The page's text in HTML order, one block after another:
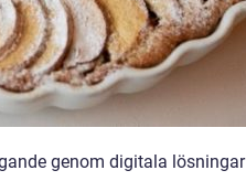
genom digitala lösningar